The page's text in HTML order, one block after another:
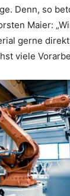
Denn, so
Maier:
gerne
viele